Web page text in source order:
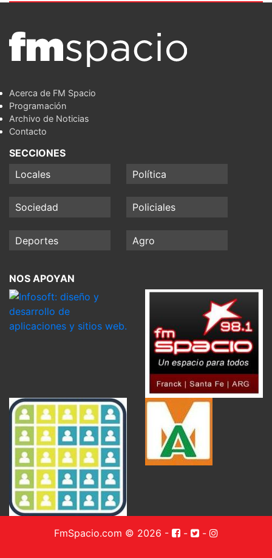
Acerca de FM Spacio
Programación
Archivo de Noticias
Contacto
SECCIONES
Locales
Política
Sociedad Policiales
Deportes Agro
NOS APOYAN
FmSpacio.com © 2026 - - -